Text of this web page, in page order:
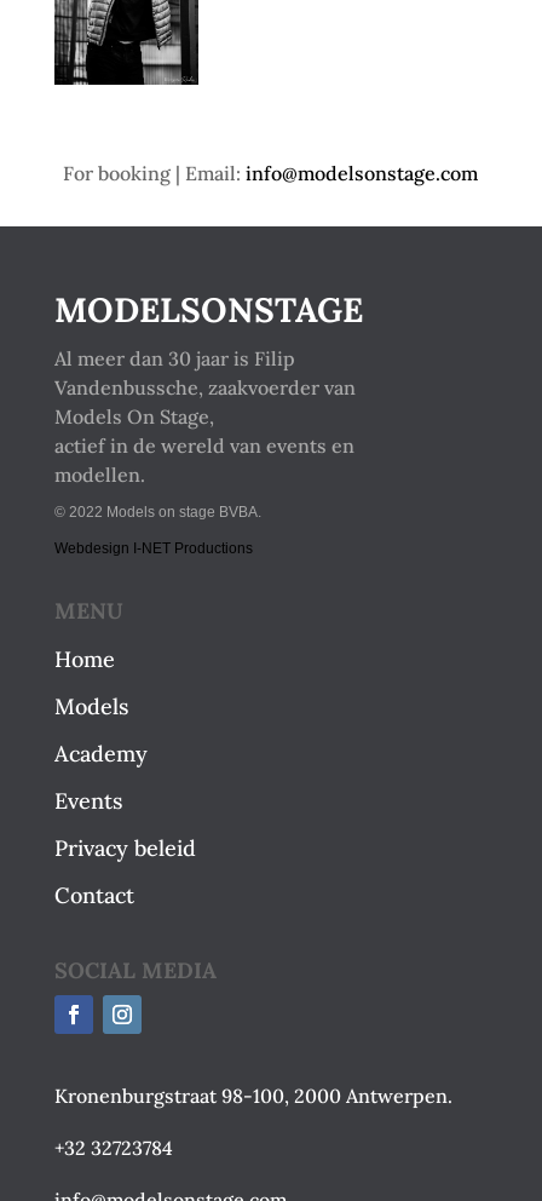
For booking | Email:info@modelsonstage.com
MODELSONSTAGE
Al meer dan 30 jaar is Filip
Vandenbussche, zaakvoerder van
Models On Stage,
actief in de wereld van events en
modellen.
© 2022 Models on stage BVBA.
Webdesign I-NET Productions
MENU
Home
Models
Academy
Events
Privacy beleid
Contact
SOCIAL MEDIA
Kronenburgstraat 98-100, 2000 Antwerpen.
+32 32723784